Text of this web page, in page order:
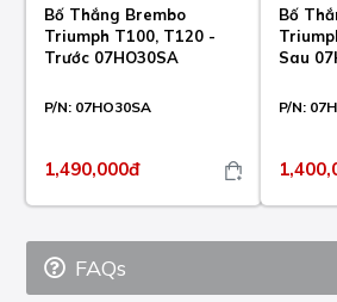
Bố Thắng Brembo
Triumph T100, T120 -
Trước 07HO30SA
P/N: 07HO30SA
1,490,000đ
Bố
Sau
P/N:
FAQs